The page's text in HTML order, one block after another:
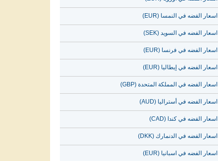
اسعار الفضه في النمسا (EUR)
اسعار الفضه في السويد (SEK)
اسعار الفضه في فرنسا (EUR)
اسعار الفضه في إيطاليا (EUR)
اسعار الفضه في المملكة المتحدة (GBP)
اسعار الفضه في أستراليا (AUD)
اسعار الفضه في كندا (CAD)
اسعار الفضه في الدنمارك (DKK)
اسعار الفضه في اسبانيا (EUR)